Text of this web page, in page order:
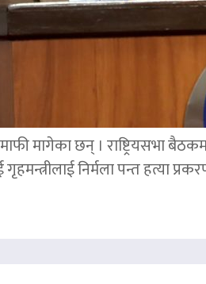
मागेका छन् । राष्ट्रियसभा
निर्मला पन्त हत्या